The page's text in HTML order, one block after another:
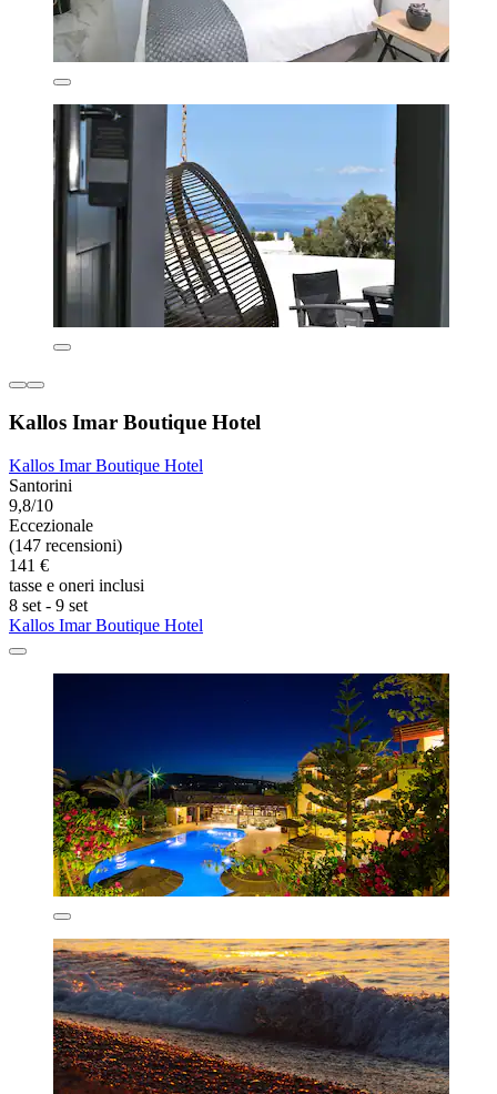
Kallos Imar Boutique Hotel
Kallos Imar Boutique Hotel
Santorini
9,8/10
Eccezionale
(147 recensioni)
141 €
tasse e oneri inclusi
8 set - 9 set
Kallos Imar Boutique Hotel